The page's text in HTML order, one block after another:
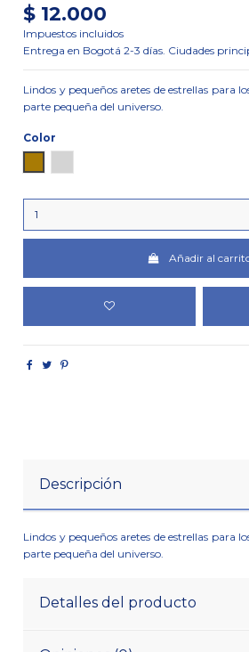
$ 12.000
Impuestos incluidos
Entrega en Bogotá 2-3 días. Ciudades
Lindos y pequeños aretes de estrellas para
parte pequeña del universo.
Color
Añadir al
Descripción
Lindos y pequeños aretes de estrellas para
parte pequeña del universo.
Detalles del producto